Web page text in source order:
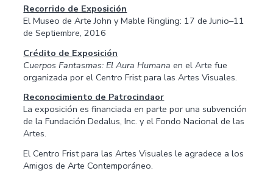
Recorrido de Exposición
El Museo de Arte John y Mable Ringling: 17 de Junio–11
de Septiembre, 2016
Crédito de Exposición
Cuerpos Fantasmas: El Aura Humana en el Arte fue
organizada por el Centro Frist para las Artes Visuales.
Reconocimiento de Patrocindaor
La exposición es financiada en parte por una subvención
de la Fundación Dedalus, Inc. y el Fondo Nacional de las
Artes.
El Centro Frist para las Artes Visuales le agradece a los
Amigos de Arte Contemporáneo.